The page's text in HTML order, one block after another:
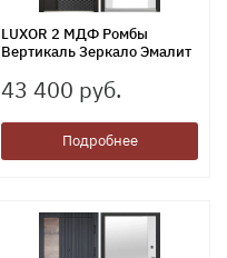
LUXOR 2 МДФ Ромбы
Вертикаль Зеркало Эмалит
43 400 руб.
Подробнее